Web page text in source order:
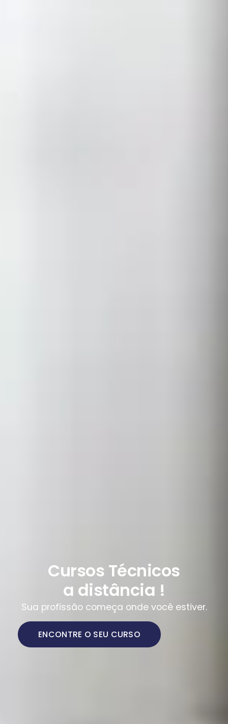
Cursos Técnicos
a distância !
Sua profissão começa onde você estiver.
ENCONTRE O SEU CURSO